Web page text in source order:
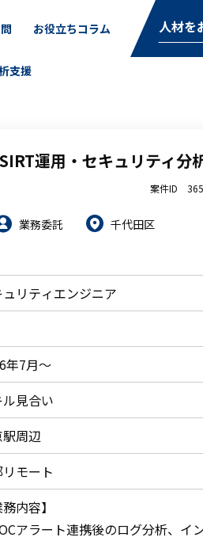
お役立ちコラム 人材を
支援
運用・セキュリティ分
案件ID 365
業務委託 千代田区
ュリティエンジニア
年7月～
見合い
駅周辺
モート
務内容】
アラート連携後のログ分析、イ